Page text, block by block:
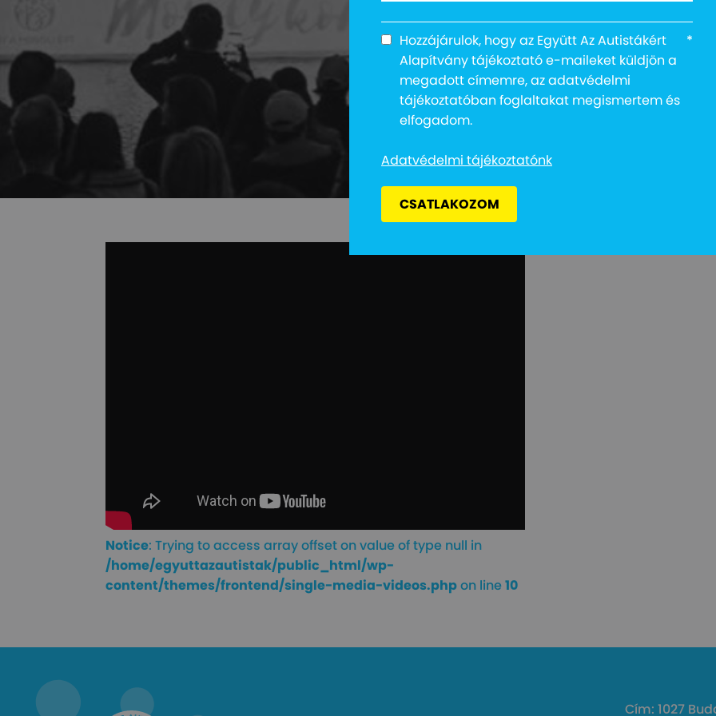
Notice: Trying to access array offset on value of type null in
/home/egyuttazautistak/public_html/wp-
content/themes/frontend/single-media-videos.phpon line10
Cím: 1027
Hozzájárulok, hogy az Együtt Az Autistákért
Alapítvány tájékoztató e-maileket küldjön a
megadott címemre, az adatvédelmi
tájékoztatóban foglaltakat megismertem és
elfogadom.
*
Adatvédelmi tájékoztatónk
CSATLAKOZOM